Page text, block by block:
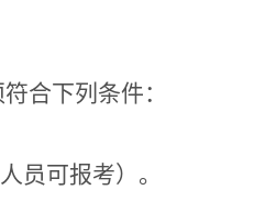
合下列条件：
员可报考）。